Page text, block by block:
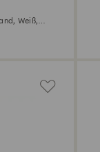
Weiß,